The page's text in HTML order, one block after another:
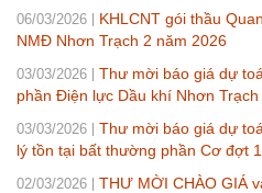
06/03/2026
KHLCNT gói thầu
NMĐ Nhơn Trạch 2 năm 2026
03/03/2026
Thư mời báo giá dự
phần Điện lực Dầu khí Nhơn Trạch
03/03/2026
Thư mời báo giá dự
lý tồn tại bất thường phần Cơ đợt
02/03/2026
THƯ MỜI CHÀO GIÁ